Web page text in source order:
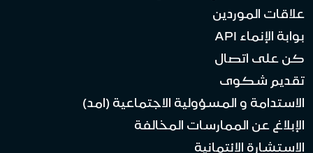
علاقات الموردين
بوابة الإنماء API
كن على اتصال
تقديم شكوى
الاستدامة و المسؤولية الاجتماعية (امد)
الإبلاغ عن الممارسات المخالفة
الاستشارة الائتمانية